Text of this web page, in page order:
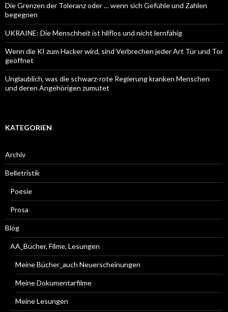
Die Grenzen der Toleranz oder … wenn sich Gefühle und Zahlen
begegnen
UKRAINE: Die Menschheit ist hilflos und nicht lernfähig
Wenn die KI zum Hacker wird, sind Verbrechen jeder Art Tür und Tor
geöffnet
Unglaublich, was die schwarz-rote Regierung kranken Menschen
und deren Angehörigen zumutet
KATEGORIEN
Archiv
Belletristik
Poesie
Prosa
Blog
AA_Bücher, Filme, Lesungen
Meine Bücher_auch Neuerscheinungen
Meine Dokumentarfilme
Meine Lesungen